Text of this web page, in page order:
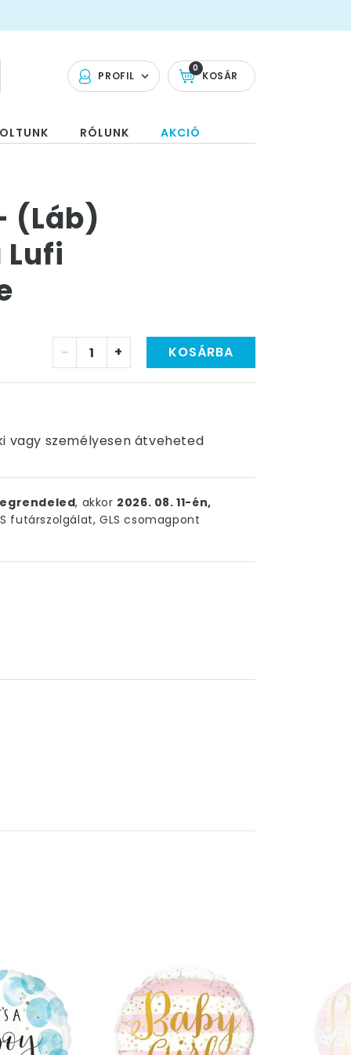
PROFIL KOSÁR
0
RÓLUNK AKCIÓ
(Láb)
- + KOSÁRBA
vagy személyesen átveheted
, akkor 2026. 08. 11-én,
futárszolgálat, GLS csomagpont